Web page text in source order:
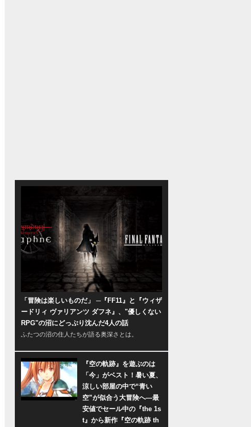
「冒険は楽しいものだ」 ─『FF11』と『ウィザ
ードリィ ヴァリアンツ ダフネ』、"優しくない
RPG"の沼にどっぷり沈んだ4人の話
ふたつの沼の住人たちが語る奥深さとは。
『空の軌跡』を遊ぶのは
「今」がベスト！暑い夏、
涼しい部屋の中で“青い
空”が似合う大冒険へ―最
安値でセール中の『the 1s
t』から新作『空の軌跡 th